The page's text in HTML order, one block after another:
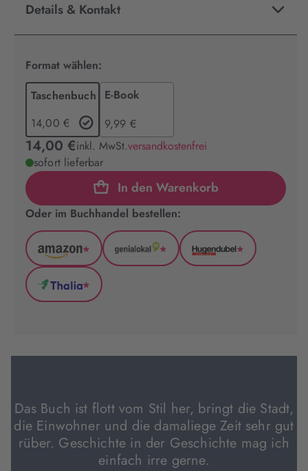
Details & Kontakt
Format wählen:
Taschenbuch
14,00 €
E-Book
9,99 €
14,00 €inkl. MwSt.versandkostenfrei
sofort lieferbar
In den Warenkorb
Oder im Buchhandel bestellen:
Amazon
(wird
in
neuem
*
GenialLokal
*
Hugendubel
*
Thalia
Tab
*
Das Buch ist flott vom Stil her, bringt die Stadt,
die Einwohner und die damaliege Zeit sehr gut
rüber. Geschichte in der Geschichte mag ich
einfach irre gerne.